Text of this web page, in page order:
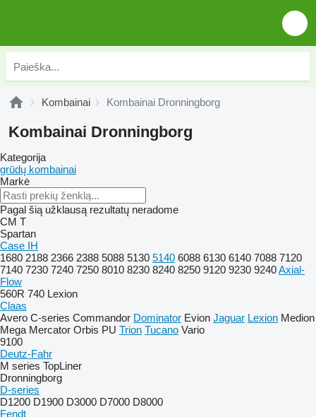
Kombainai Kombainai Dronningborg
Kombainai Dronningborg
Kategorija
grūdų kombainai
Markė
Pagal šią užklausą rezultatų neradome
CM T
Spartan
Case IH
1680 2188 2366 2388 5088 5130 5140 6088 6130 6140 7088 7120
7140 7230 7240 7250 8010 8230 8240 8250 9120 9230 9240Axial-
Flow
560R 740 Lexion
Claas
Avero C-series Commandor Dominator Evion Jaguar Lexion Medion
Mega Mercator Orbis PU Trion Tucano Vario
9100
Deutz-Fahr
M series TopLiner
Dronningborg
D-series
D1200 D1900 D3000 D7000 D8000
Fendt